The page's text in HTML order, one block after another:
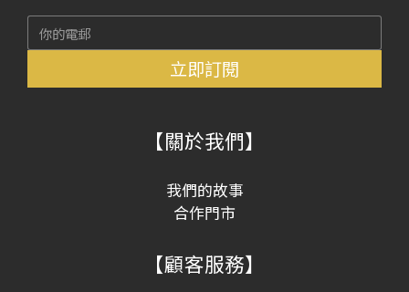
立即訂閱
【關於我們】
我們的故事
合作門市
【顧客服務】